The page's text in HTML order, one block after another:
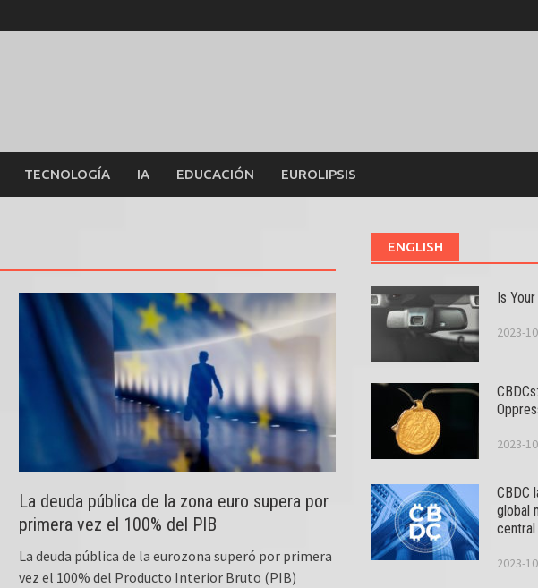
TECNOLOGÍA IA EDUCACIÓN EUROLIPSIS
La deuda pública de la zona euro supera por
primera vez el 100% del PIB
La deuda pública de la eurozona superó por primera
vez el 100% del Producto Interior Bruto (PIB)
ENGLISH
Is
2023-
2023-
CBDC
global
central
2023-